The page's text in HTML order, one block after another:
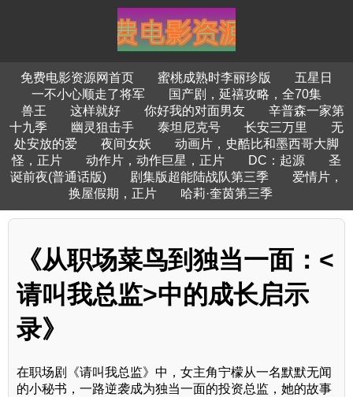
免费电影资源网首页 蜜桃成熟时李丽珍版
五星日
一不小心顺走了将军
国产剧，延禧攻略，全70集
兽王
这样就好 你好我的对面男友
辛普森一家第
十九季
幽灵狙击手 泰坦尼克号 长安三万里
无
处安放的爱
夜间女妖
动画片，史酷比和墨西哥大脚
怪，正片
动作片，动作巨星，正片 DC：起源
圣
诞前夜(普通话版)
剧集版超能陆战队第三季
爱情片，
换屋假期，正片
哈莉·奎茵第三季
《从职场菜鸟到独当一面：<
请叫我总监>中的成长启示
录》
在职场剧《请叫我总监》中，女主角宁檬从一名默默无闻
的小秘书，一路逆袭成为独当一面的投资总监，她的故事